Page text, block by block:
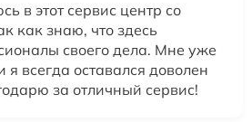
в этот сервис центр со
как знаю, что здесь
своего дела. Мне уже
я всегда оставался доволен
за отличный сервис!